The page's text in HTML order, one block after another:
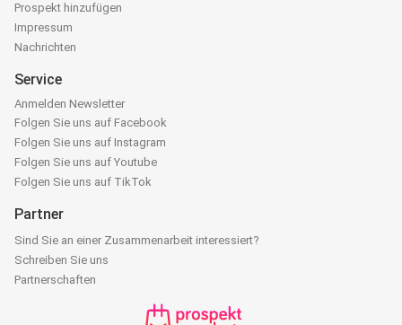
Prospekt hinzufügen
Impressum
Nachrichten
Service
Anmelden Newsletter
Folgen Sie uns auf Facebook
Folgen Sie uns auf Instagram
Folgen Sie uns auf Youtube
Folgen Sie uns auf TikTok
Partner
Sind Sie an einer Zusammenarbeit interessiert?
Schreiben Sie uns
Partnerschaften